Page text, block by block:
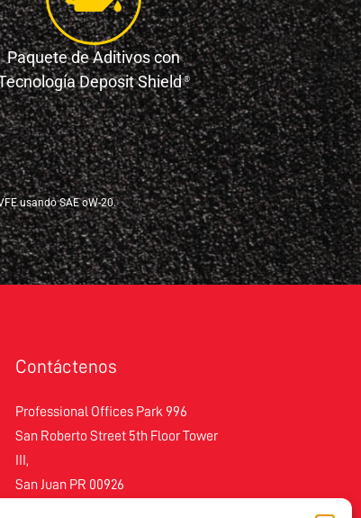
Paquete de Aditivos con
Deposit Shield®
usando SAE oW-20.
Contáctenos
Professional Offices Park 996
San Roberto Street 5th Floor Tower
III,
San Juan PR 00926